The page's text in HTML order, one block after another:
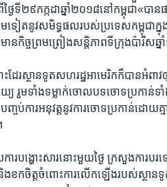
ងៃទី​២៩​កក្កដា​ឆ្នាំ​២០១៨​នៅ​កម្ពុជា​«បា
ទៀត​នូវ​សមិទ្ធ​ផល​របស់​ប្រទេស​កម្ពុជា​ក្
ាន​កិច្ចព្រម​ព្រៀង​សន្តិភាព​ទីក្រុង​ប៉ារីស​ឆ្
ះ​ដែរ​ស្ថានទូត​សហ​រដ្ឋ​អាមេរិក​ក៏​បាន​អំពាវ​ឲ្
យ ​រួម​ទាំង​ទម្លាក់​ចោល​បទ​ចោទ​ប្រកា
ចប់​ការ​អនុវត្ត​នូវ​ការ​ចោទ​ប្រកាន់​ដ
ារ​បង្ហោះ​សារ​នោះ​មួយ​ថ្ងៃ​ ក្រសួង​ការ​ប
ង​ខកចិត្ត​ចំពោះ​ការ​លើក​ឡើង​របស់​ស្ថានទូ